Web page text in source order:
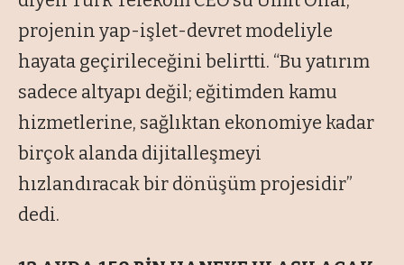
projenin yap-işlet-devret modeliyle
hayata geçirileceğini belirtti. “Bu yatırım
sadece altyapı değil; eğitimden kamu
hizmetlerine, sağlıktan ekonomiye kadar
birçok alanda dijitalleşmeyi
hızlandıracak bir dönüşüm projesidir”
dedi.